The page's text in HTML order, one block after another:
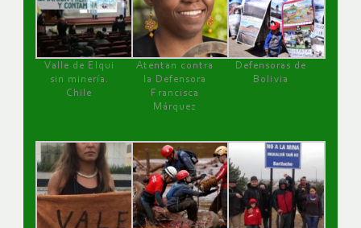
Valle de Elqui
sin minería.
Chile
Atentan contra
la Defensora
Francisca
Márquez
Defensoras de
Bolivia